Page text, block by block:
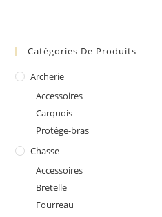
Catégories De Produits
Archerie
Accessoires
Carquois
Protège-bras
Chasse
Accessoires
Bretelle
Fourreau